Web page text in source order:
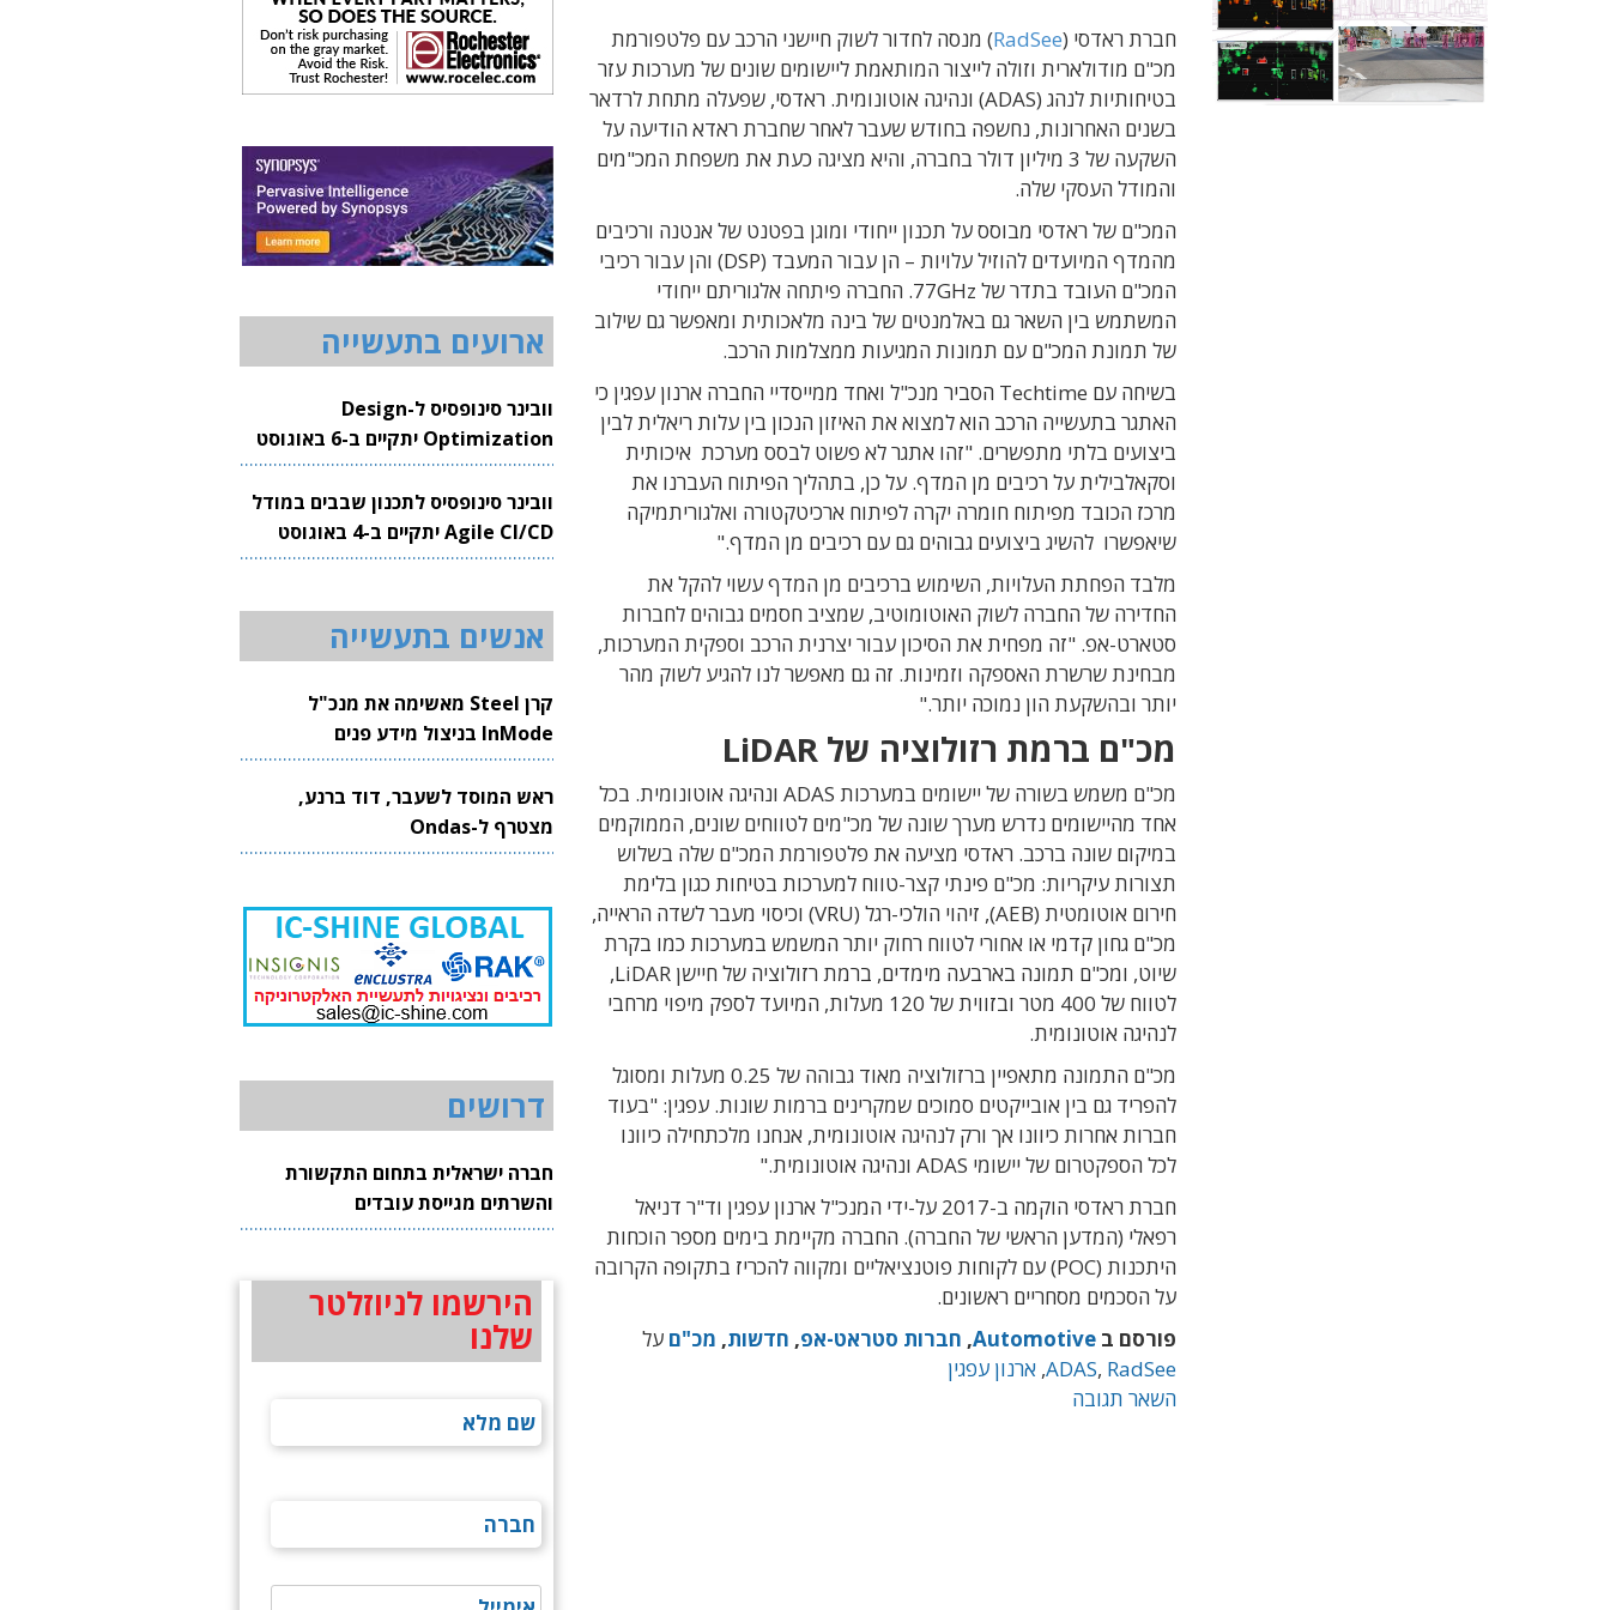
חברת ראדסי (RadSee) מנסה לחדור לשוק חיישני הרכב עם פלטפורמת
מכ"ם מודולארית וזולה לייצור המותאמת ליישומים שונים של מערכות עזר
בטיחותיות לנהג (ADAS) ונהיגה אוטונומית. ראדסי, שפעלה מתחת לרדאר
בשנים האחרונות, נחשפה בחודש שעבר לאחר שחברת ראדא הודיעה על
השקעה של 3 מיליון דולר בחברה, והיא מציגה כעת את משפחת המכ"מים
והמודל העסקי שלה.
המכ"ם של ראדסי מבוסס על תכנון ייחודי ומוגן בפטנט של אנטנה ורכיבים
מהמדף המיועדים להוזיל עלויות – הן עבור המעבד (DSP) והן עבור רכיבי
המכ"ם העובד בתדר של 77GHz. החברה פיתחה אלגוריתם ייחודי
המשתמש בין השאר גם באלמנטים של בינה מלאכותית ומאפשר גם שילוב
של תמונת המכ"ם עם תמונות המגיעות ממצלמות הרכב.
בשיחה עם Techtime הסביר מנכ"ל ואחד ממייסדיי החברה ארנון עפגין כי
האתגר בתעשייה הרכב הוא למצוא את האיזון הנכון בין עלות ריאלית לבין
ביצועים בלתי מתפשרים. "זהו אתגר לא פשוט לבסס מערכת איכותית
וסקאלבילית על רכיבים מן המדף. על כן, בתהליך הפיתוח העברנו את
מרכז הכובד מפיתוח חומרה יקרה לפיתוח ארכיטקטורה ואלגוריתמיקה
שיאפשרו להשיג ביצועים גבוהים גם עם רכיבים מן המדף."
מלבד הפחתת העלויות, השימוש ברכיבים מן המדף עשוי להקל את
החדירה של החברה לשוק האוטומוטיב, שמציב חסמים גבוהים לחברות
סטארט-אפ. "זה מפחית את הסיכון עבור יצרנית הרכב וספקית המערכות,
מבחינת שרשרת האספקה וזמינות. זה גם מאפשר לנו להגיע לשוק מהר
יותר ובהשקעת הון נמוכה יותר."
מכ"ם ברמת רזולוציה של LiDAR
מכ"ם משמש בשורה של יישומים במערכות ADAS ונהיגה אוטונומית. בכל
אחד מהיישומים נדרש מערך שונה של מכ"מים לטווחים שונים, הממוקמים
במיקום שונה ברכב. ראדסי מציעה את פלטפורמת המכ"ם שלה בשלוש
תצורות עיקריות: מכ"ם פינתי קצר-טווח למערכות בטיחות כגון בלימת
חירום אוטומטית (AEB), זיהוי הולכי-רגל (VRU) וכיסוי מעבר לשדה הראייה,
מכ"ם גחון קדמי או אחורי לטווח רחוק יותר המשמש במערכות כמו בקרת
שיוט, ומכ"ם תמונה בארבעה מימדים, ברמת רזולוציה של חיישן LiDAR,
לטווח של 400 מטר ובזווית של 120 מעלות, המיועד לספק מיפוי מרחבי
לנהיגה אוטונומית.
מכ"ם התמונה מתאפיין ברזולוציה מאוד גבוהה של 0.25 מעלות ומסוגל
להפריד גם בין אובייקטים סמוכים שמקרינים ברמות שונות. עפגין: "בעוד
חברות אחרות כיוונו אך ורק לנהיגה אוטונומית, אנחנו מלכתחילה כיוונו
לכל הספקטרום של יישומי ADAS ונהיגה אוטונומית."
חברת ראדסי הוקמה ב-2017 על-ידי המנכ"ל ארנון עפגין וד"ר דניאל
רפאלי (המדען הראשי של החברה). החברה מקיימת בימים מספר הוכחות
היתכנות (POC) עם לקוחות פוטנציאליים ומקווה להכריז בתקופה הקרובה
על הסכמים מסחריים ראשונים.
פורסם ב Automotive
, חברות סטראט-אפ, חדשות, מכ"ם על
ADAS, RadSee
, ארנון עפגין
השאר תגובה
ארועים בתעשייה
וובינר סינופסיס ל-Design
Optimization יתקיים ב-6 באוגוסט
2026
וובינר סינופסיס לתכנון שבבים במודל
Agile CI/CD יתקיים ב-4 באוגוסט
2026
אנשים בתעשייה
קרן Steel מאשימה את מנכ"ל
InMode בניצול מידע פנים
ראש המוסד לשעבר, דוד ברנע,
מצטרף ל-Ondas
דרושים
חברה ישראלית בתחום התקשורת
והשרתים מגייסת עובדים
הירשמו לניוזלטר
שלנו